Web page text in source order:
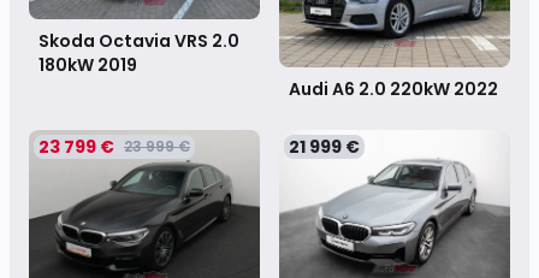
Skoda Octavia VRS 2.0
180kW 2019
Audi A6 2.0 220kW 2022
23 799 € 23 999 € 21 999 €